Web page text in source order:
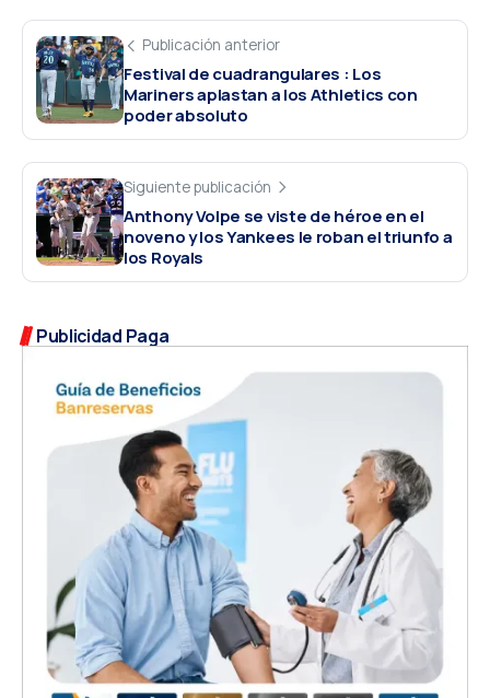
Publicación anterior
Festival de cuadrangulares : Los
Mariners aplastan a los Athletics con
poder absoluto
Siguiente publicación
Anthony Volpe se viste de héroe en el
noveno y los Yankees le roban el triunfo a
los Royals
Publicidad Paga